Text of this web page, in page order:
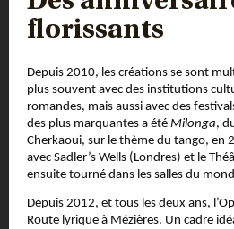
florissants
Depuis 2010, les créations se sont
plus souvent avec des institutions
romandes, mais aussi avec des
des plus marquantes a été Milonga,
Cherkaoui, sur le thème du tango, en
avec Sadler’s Wells (Londres) et le
ensuite tourné dans les salles du
Depuis 2012, et tous les deux ans,
Route lyrique à Mézières. Un cadre